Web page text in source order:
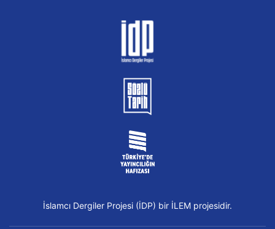
İslamcı Dergiler Projesi (İDP) bir İLEM projesidir.